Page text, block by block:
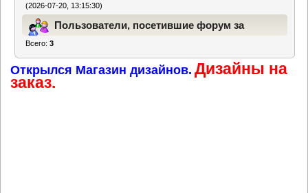
(2026-07-20, 13:15:30)
Пользователи, посетившие форум за
Всего:3
Открылся Магазин дизайнов. Дизайны на
заказ.